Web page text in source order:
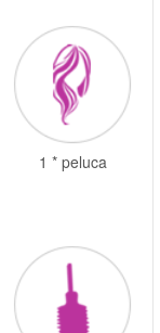
1 * peluca